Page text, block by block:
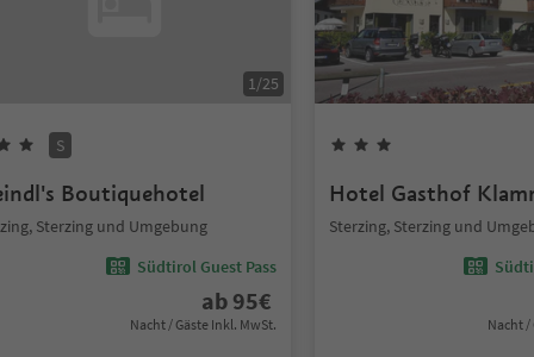
1/25
S
Boutiquehotel
Sterzing und Umgebung
Südtirol Guest Pass
ab 95€
Nacht / Gäste Inkl. MwSt.
Hotel Gasthof
Sterzing, Sterzing und
Nacht /